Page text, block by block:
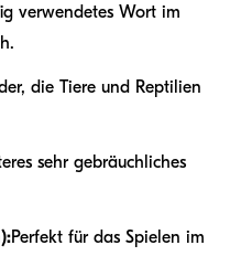
verwendetes Wort im
die Tiere und Reptilien
sehr gebräuchliches
Perfekt für das Spielen im